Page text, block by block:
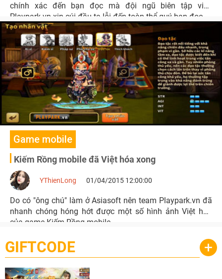
chính xác đến bạn đọc mà đội ngũ biên tập viên
Playpark.vn xin cúi đầu tạ lỗi đến toàn thể quý bạn đọc.
Game mobile
Kiếm Rồng mobile đã Việt hóa xong
YThienLong 01/04/2015 12:00:00
Do có "ông chú" làm ở Asiasoft nên team Playpark.vn đã
nhanh chóng hóng hớt được một số hình ảnh Việt hóa
của game Kiếm Rồng mobile.
GIFTCODE +